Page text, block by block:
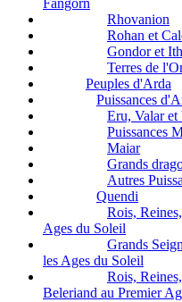
Fangorn
Rhovanion
Rohan et
Gondor et
Terres de
Peuples d'Arda
Puissances
Eru, Valar et
Puissances
Maiar
Grands
Autres
Quendi
Rois,
Ages du Soleil
Grands
les Ages du Soleil
Rois,
Beleriand au Premier